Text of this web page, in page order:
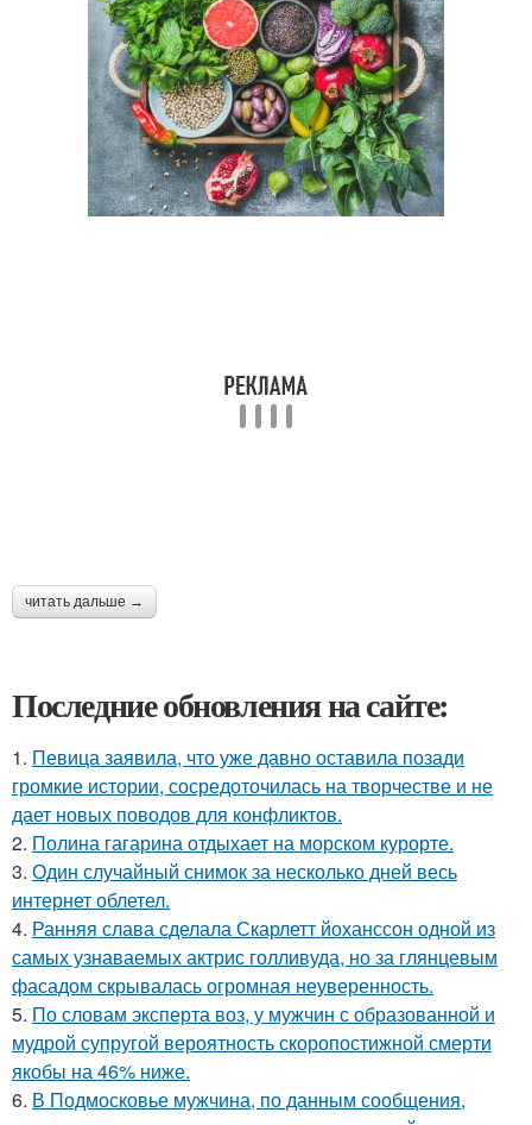
читать дальше →
Последние обновления на сайте:
1. Певица заявила, что уже давно оставила позади
громкие истории, сосредоточилась на творчестве и не
дает новых поводов для конфликтов.
2. Полина гагарина отдыхает на морском курорте.
3. Один случайный снимок за несколько дней весь
интернет облетел.
4. Ранняя слава сделала Скарлетт йоханссон одной из
самых узнаваемых актрис голливуда, но за глянцевым
фасадом скрывалась огромная неуверенность.
5. По словам эксперта воз, у мужчин с образованной и
мудрой супругой вероятность скоропостижной смерти
якобы на 46% ниже.
6. В Подмосковье мужчина, по данным сообщения,